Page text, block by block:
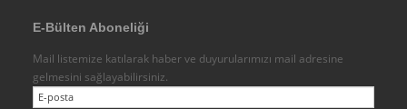
Kurumsal Analiz
Yeniden Yapılandırma
E-Bülten Aboneliği
Mail listemize katılarak haber ve duyurularımızı mail adresine
gelmesini sağlayabilirsiniz.